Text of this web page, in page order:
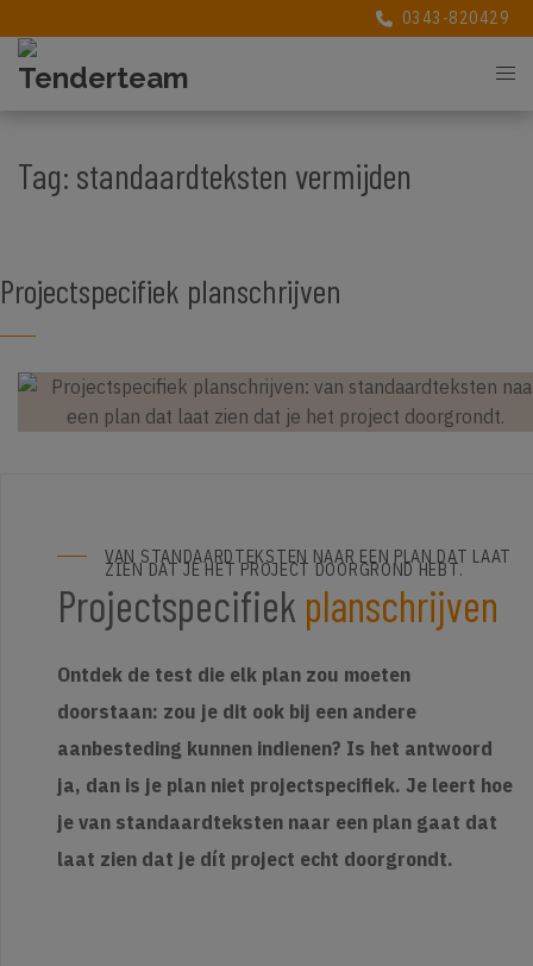
0343-820429
0343-820429
Tag: standaardteksten vermijden
Projectspecifiek planschrijven
VAN STANDAARDTEKSTEN NAAR EEN PLAN DAT LAAT
ZIEN DAT JE HET PROJECT DOORGROND HEBT.
Projectspecifiek planschrijven
Ontdek de test die elk plan zou moeten
doorstaan: zou je dit ook bij een andere
aanbesteding kunnen indienen? Is het antwoord
ja, dan is je plan niet projectspecifiek. Je leert hoe
je van standaardteksten naar een plan gaat dat
laat zien dat je dít project echt doorgrondt.